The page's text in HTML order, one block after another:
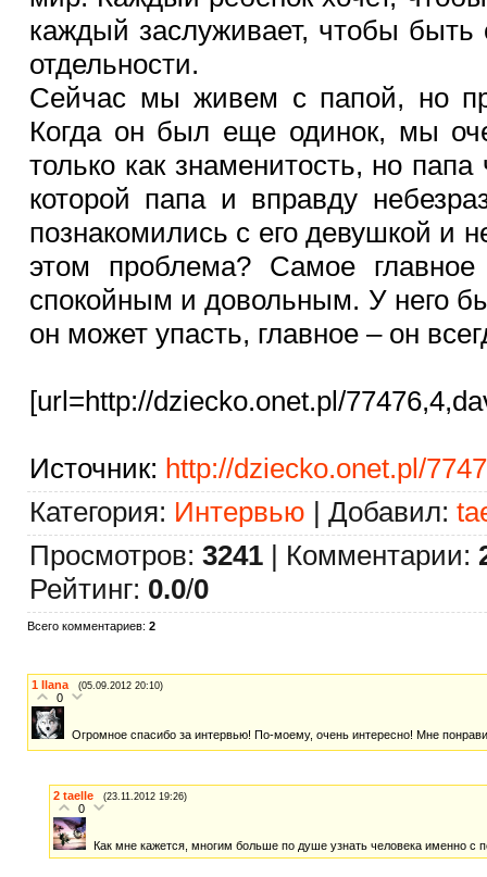
каждый заслуживает, чтобы быть
отдельности.
Сейчас мы живем с папой, но
Когда он был еще одинок, мы
только как знаменитость, но
которой папа и вправду
познакомились с его девушкой и
этом проблема? Самое
спокойным и довольным. У него
он может упасть, главное – он
[url=http://dziecko.onet.pl/
Источник: http://dziecko.onet.pl/
Категория: Интервью | Добавил:
Просмотров: 3241 | Комментарии:
Рейтинг: 0.0/0
Всего комментариев: 2
1 Ilana (05.09.2012 20:10)
0
Огромное спасибо за интервью! По-моему, очень интересно! Мне
2 taelle (23.11.2012 19:26)
0
Как мне кажется, многим больше по душе узнать человека именно с